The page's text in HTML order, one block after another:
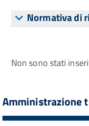
Normativa di
Non sono stati
Amministrazione